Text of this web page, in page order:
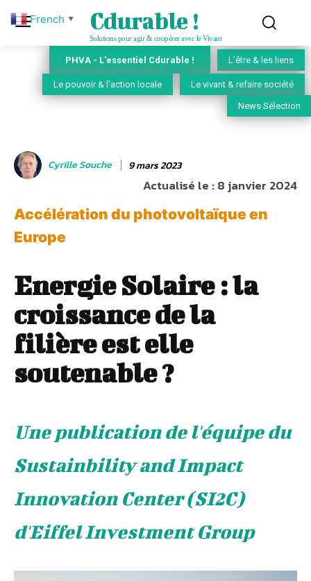
Cdurable !
Solutions pour agir & coopérer avec le Vivant
PHVA - L'essentiel Cdurable ! L'être & les liens
Le pouvoir & l'action locale Le vivant & refaire société
News Sélection
Cyrille Souche 9 mars 2023
Actualisé le :8 janvier 2024
Accélération du photovoltaïque en
Europe
Energie Solaire : la
croissance de la
filière est elle
soutenable ?
Une publication de l'équipe du
Sustainbility and Impact
Innovation Center (SI2C)
d'Eiffel Investment Group
French ▼